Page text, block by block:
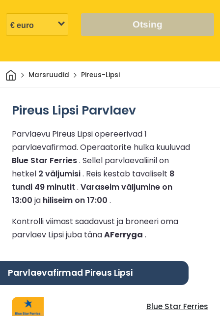
Otsing
Avaleht
Marsruudid Pireus-Lipsi
Pireus Lipsi Parvlaev
Parvlaevu Pireus Lipsi opereerivad 1
parvlaevafirmad. Operaatorite hulka kuuluvad
Blue Star Ferries. Sellel parvlaevaliinil on
hetkel 2 väljumisi. Reis kestab tavaliselt 8
tundi 49 minutit . Varaseim väljumine on
13:00 ja hiliseim on 17:00 .
Kontrolli viimast saadavust ja broneeri oma
parvlaev Lipsi juba tänaAFerryga .
Parvlaevafirmad Pireus Lipsi
Blue Star Ferries